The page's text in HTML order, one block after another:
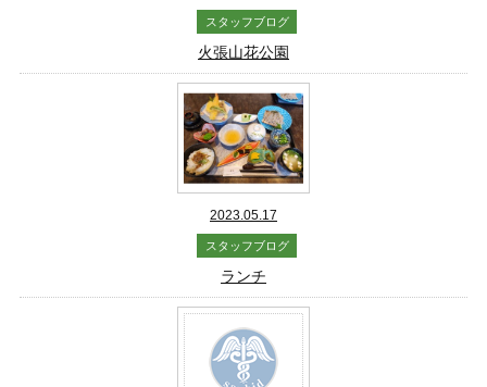
スタッフブログ
火張山花公園
2023.05.17
スタッフブログ
ランチ